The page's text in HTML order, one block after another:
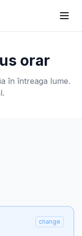
orar
în întreaga lume.
change